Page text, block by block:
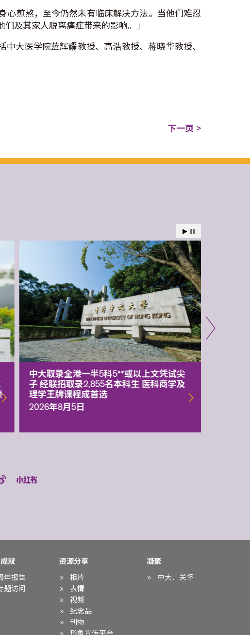
心煎熬，至今仍然未有临床解决方法。当他们难忍
及其家人脱离痛症带来的影响。」
大医学院蓝辉耀教授、高浩教授、蒋晓华教授、
下一页 >
中大取录全港一半5科5**或以上文凭试尖
子 经联招取录2,855名本科生 医科商学及
理学王牌课程成首选
2026年8月5日
就
年报告
题访问
资源分享
相片
表情
视频
纪念品
刊物
凝聚
中大．关怀